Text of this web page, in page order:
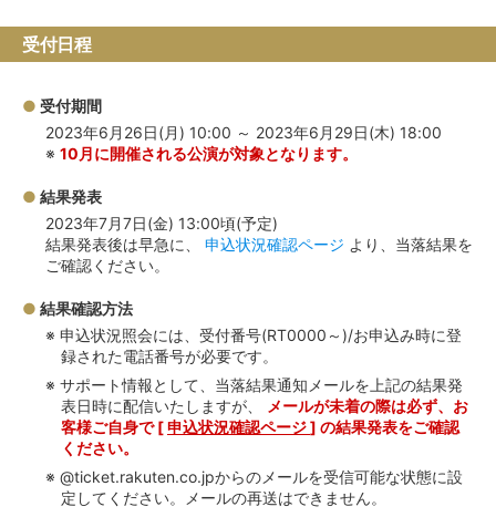
受付日程
受付期間
2023年6月26日(月) 10:00 ～ 2023年6月29日(木) 18:00
10月に開催される公演が対象となります。
結果発表
2023年7月7日(金) 13:00頃(予定)
結果発表後は早急に、 申込状況確認ページ より、当落結果を
ご確認ください。
結果確認方法
申込状況照会には、受付番号(RT0000～)/お申込み時に登
録された電話番号が必要です。
サポート情報として、当落結果通知メールを上記の結果発
表日時に配信いたしますが、
メールが未着の際は必ず、お
客様ご自身で [申込状況確認ページ] の結果発表をご確認
ください。
@ticket.rakuten.co.jpからのメールを受信可能な状態に設
定してください。メールの再送はできません。